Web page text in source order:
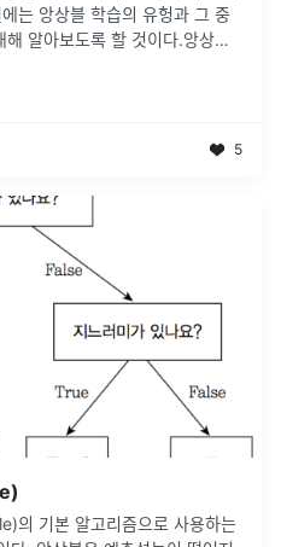
는 앙상블 학습의 유헝과 그 중
알아보도록 할 것이다.앙상블
5
의 기본 알고리즘으로 사용하는